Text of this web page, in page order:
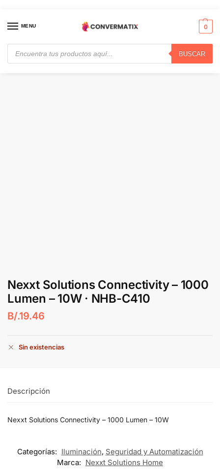
MENU
BUSCAR
0
Inicio / Seguridad y Automatización Nexxt Solutions Connectivity – 1000 Lumen – 10W · NHB-C410
Nexxt Solutions Connectivity – 1000
Lumen – 10W · NHB-C410
B/.19.46
Sin existencias
Descripción
Nexxt Solutions Connectivity – 1000 Lumen – 10W
Categorías: Iluminación, Seguridad y Automatización
Marca: Nexxt Solutions Home